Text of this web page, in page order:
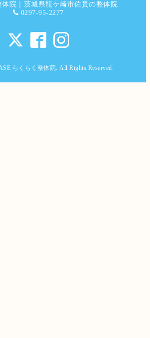
体院｜茨城県龍ケ崎市佐貫の整体院
0297-95-2277
らくらく整体院. All Rights Reserved.